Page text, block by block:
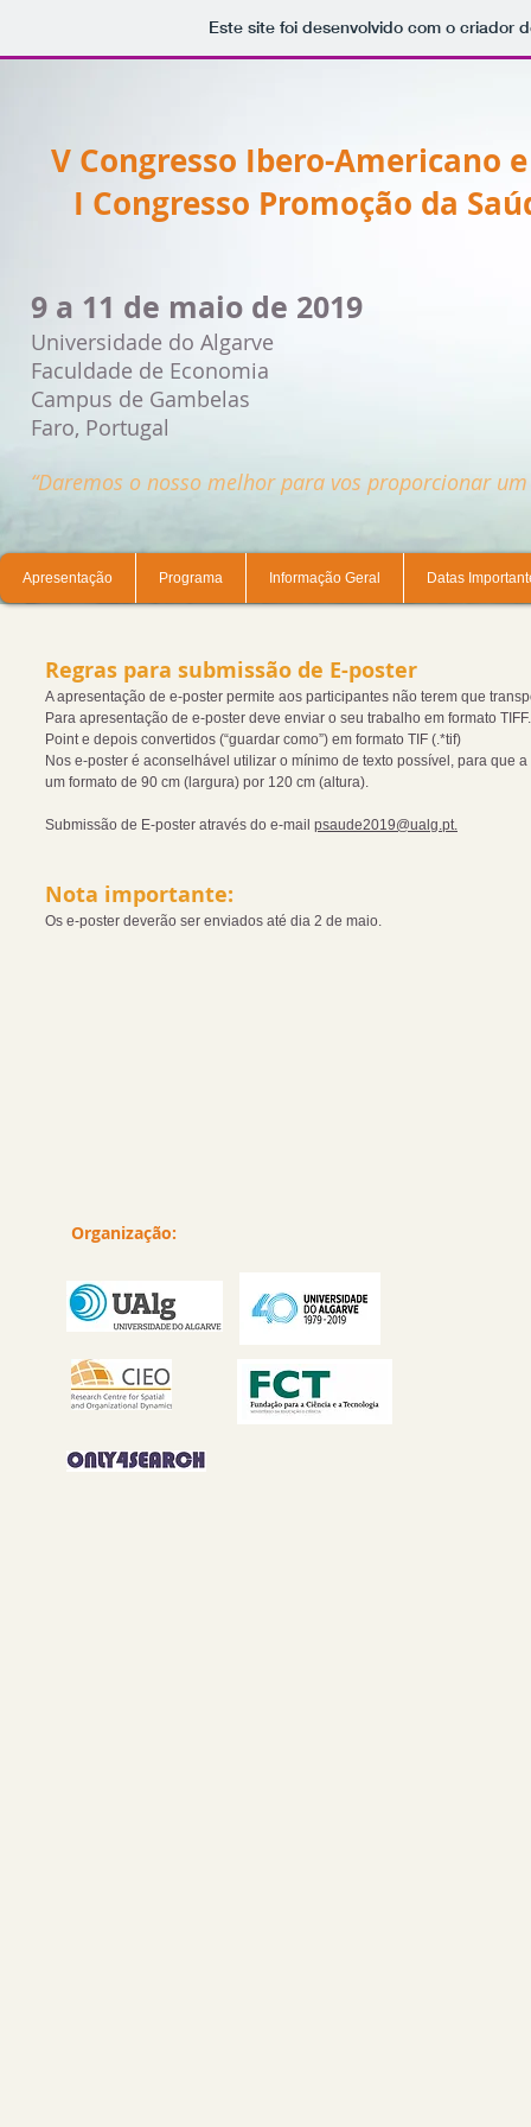
Este site foi desenvolvido com o criador
V Congresso Ibero-Americano
I Congresso Promoção da
9 a 11 de maio de 2019
Universidade do Algarve
Faculdade de Economia
Campus de Gambelas
Faro, Portugal
“Daremos o nosso melhor para vos proporcionar um
Apresentação Programa Informação Geral Datas
Regras para submissão de E-poster
A apresentação de e-poster permite aos participantes não terem que
Para apresentação de e-poster deve enviar o seu trabalho em formato
Point e depois convertidos (“guardar como”) em formato TIF (.*tif)
Nos e-poster é aconselhável utilizar o mínimo de texto possível, para que
um formato de 90 cm (largura) por 120 cm (altura).
Submissão de E-poster através do e-mail psaude2019@ualg.pt.
Nota importante:
Os e-poster deverão ser enviados até dia 2 de maio.
Organização: